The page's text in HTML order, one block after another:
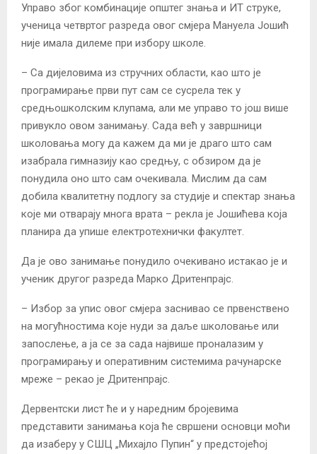
Управо због комбинације општег знања и ИТ струке,
ученица четвртог разреда овог смјера Мануела Јошић
није имала дилеме при избору школе.
– Са дијеловима из стручних области, као што је
програмирање први пут сам се сусрела тек у
средњошколским клупама, али ме управо то још више
привукло овом занимању. Сада већ у завршници
школовања могу да кажем да ми је драго што сам
изабрала гимназију као средњу, с обзиром да је
понудила оно што сам очекивала. Мислим да сам
добила квалитетну подлогу за студије и спектар знања
које ми отварају многа врата – рекла је Јошићева која
планира да упише електротехнички факултет.
Да је ово занимање понудило очекивано истакао је и
ученик другог разреда Марко Дритенпрајс.
– Избор за упис овог смјера заснивао се првенствено
на могућностима које нуди за даље школовање или
запослење, а ја се за сада највише проналазим у
програмирању и оперативним системима рачунарске
мреже – рекао је Дритенпрајс.
Дервентски лист ће и у наредним бројевима
представити занимања која ће свршени основци моћи
да изаберу у СШЦ „Михајло Пупин“ у предстојећој